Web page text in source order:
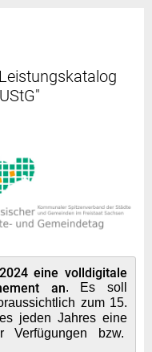
eine volldigitale
an. Es soll
zum 15.
jeden Jahres eine
Verfügungen bzw.